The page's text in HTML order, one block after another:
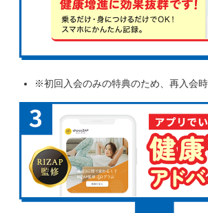
※初回入会のみの特典のため、再入会